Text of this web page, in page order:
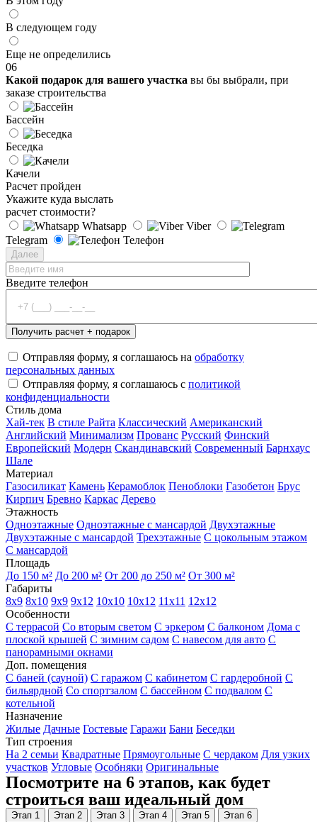
В следующем году
Еще не определились
06
Какой подарок для вашего участка вы бы выбрали, при
заказе строительства
Бассейн
Беседка
Качели
Расчет пройден
Укажите куда выслать
расчет стоимости?
Whatsapp
Viber
Telegram
Телефон
Далее
Введите телефон
Отправляя форму, я соглашаюсь на обработку
персональных данных
Отправляя форму, я соглашаюсь с политикой
конфиденциальности
Стиль дома
Хай-тек В стиле Райта Классический Американский
Английский Минимализм Прованс Русский Финский
Европейский Модерн Скандинавский Современный Барнхаус
Шале
Материал
Газосиликат Камень Керамоблок Пеноблоки Газобетон Брус
Кирпич Бревно Каркас Дерево
Этажность
Одноэтажные Одноэтажные с мансардой Двухэтажные
Двухэтажные с мансардой Трехэтажные С цокольным этажом
С мансардой
Площадь
До 150 м² До 200 м² От 200 до 250 м² От 300 м²
Габариты
8x9 8x10 9x9 9x12 10x10 10x12 11x11 12x12
Особенности
С террасой Со вторым светом С эркером С балконом Дома с
плоской крышей С зимним садом С навесом для авто С
панорамными окнами
Доп. помещения
С баней (сауной) С гаражом С кабинетом С гардеробной С
бильярдной Со спортзалом С бассейном С подвалом С
котельной
Назначение
Жилые Дачные Гостевые Гаражи Бани Беседки
Тип строения
На 2 семьи Квадратные Прямоугольные С чердаком Для узких
участков Угловые Особняки Оригинальные
Посмотрите на 6 этапов, как будет
строиться ваш идеальный дом
Этап 1 Этап 2 Этап 3 Этап 4 Этап 5 Этап 6